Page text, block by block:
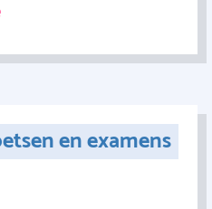
en examens